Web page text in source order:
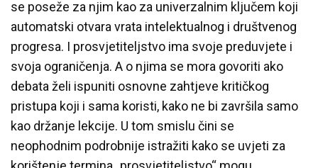
se poseže za njim kao za univerzalnim ključem koji
automatski otvara vrata intelektualnog i društvenog
progresa. I prosvjetiteljstvo ima svoje preduvjete i
svoja ograničenja. A o njima se mora govoriti ako
debata želi ispuniti osnovne zahtjeve kritičkog
pristupa koji i sama koristi, kako ne bi završila samo
kao držanje lekcije. U tom smislu čini se
neophodnim podrobnije istražiti kako se uvjeti za